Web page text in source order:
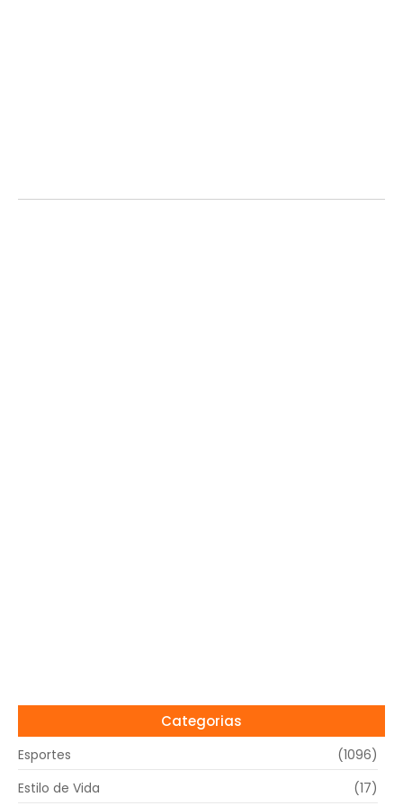
Categorias
Esportes
(1096)
Estilo de Vida
(17)